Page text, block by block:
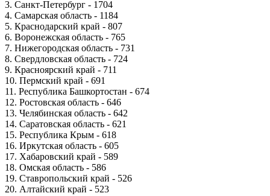
3. Санкт-Петербург - 1704
4. Самарская область - 1184
5. Краснодарский край - 807
6. Воронежская область - 765
7. Нижегородская область - 731
8. Свердловская область - 724
9. Красноярский край - 711
10. Пермский край - 691
11. Республика Башкортостан - 674
12. Ростовская область - 646
13. Челябинская область - 642
14. Саратовская область - 621
15. Республика Крым - 618
16. Иркутская область - 605
17. Хабаровский край - 589
18. Омская область - 586
19. Ставропольский край - 526
20. Алтайский край - 523